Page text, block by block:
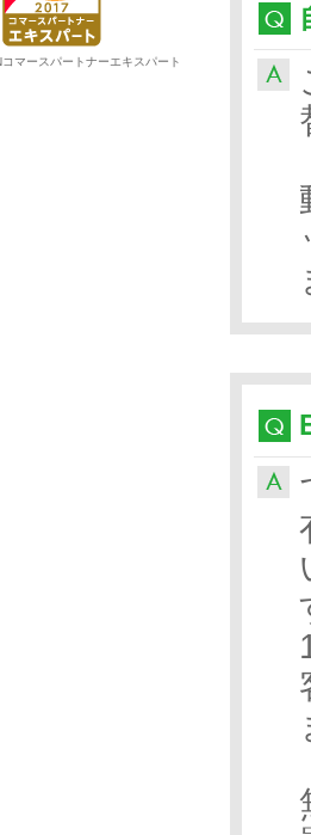
マースパートナーエキスパート